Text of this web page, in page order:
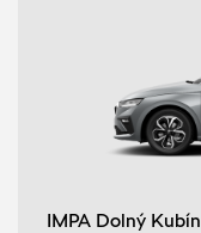
IMPA Dolný Kubín